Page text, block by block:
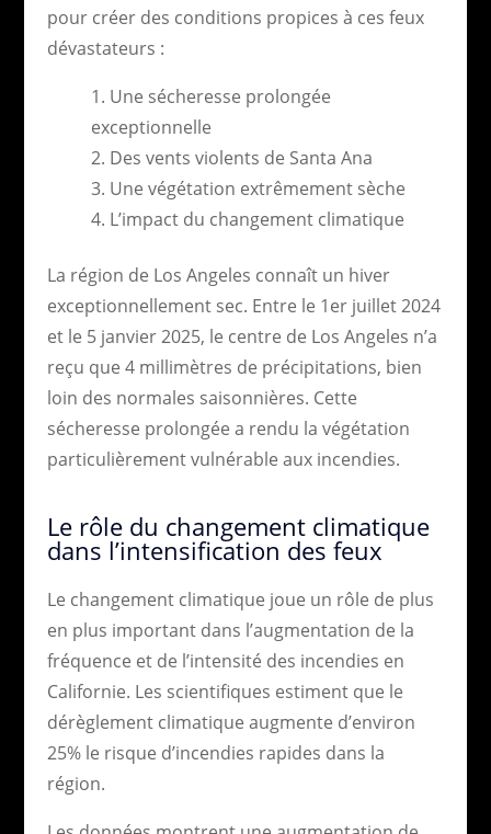
pour créer des conditions propices à ces feux
dévastateurs :
Une sécheresse prolongée
exceptionnelle
Des vents violents de Santa Ana
Une végétation extrêmement sèche
L’impact du changement climatique
La région de Los Angeles connaît un hiver
exceptionnellement sec. Entre le 1er juillet 2024
et le 5 janvier 2025, le centre de Los Angeles n’a
reçu que 4 millimètres de précipitations, bien
loin des normales saisonnières. Cette
sécheresse prolongée a rendu la végétation
particulièrement vulnérable aux incendies.
Le rôle du changement climatique
dans l’intensification des feux
Le changement climatique joue un rôle de plus
en plus important dans l’augmentation de la
fréquence et de l’intensité des incendies en
Californie. Les scientifiques estiment que le
dérèglement climatique augmente d’environ
25% le risque d’incendies rapides dans la
région.